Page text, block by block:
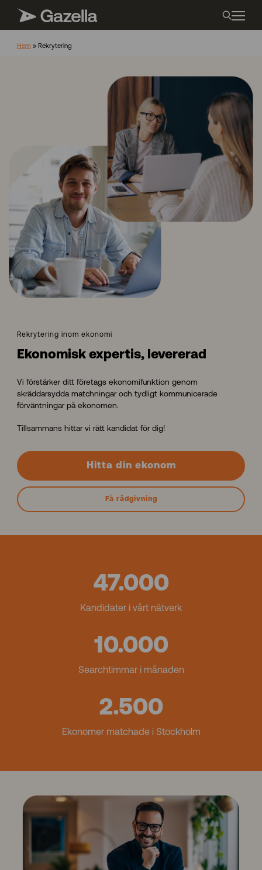
Hem » Rekrytering
Rekrytering inom ekonomi
Ekonomisk expertis, levererad
Vi förstärker ditt företags ekonomifunktion genom
skräddarsydda matchningar och tydligt kommunicerade
förväntningar på ekonomen.
Tillsammans hittar vi rätt kandidat för dig!
Hitta din ekonom
Få rådgivning
47.000
Kandidater i vårt nätverk
10.000
Searchtimmar i månaden
2.500
Ekonomer matchade i Stockholm